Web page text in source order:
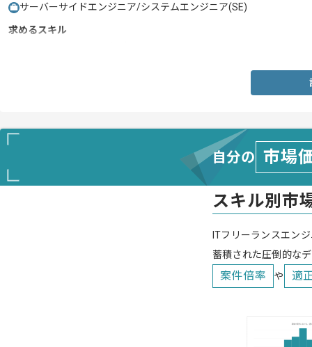
サーバーサイドエンジニア/システムエンジニア(SE)
求めるスキル
自分の 市場
スキル別市
ITフリーランスエン
蓄積された圧倒的な
案件倍率 や 適